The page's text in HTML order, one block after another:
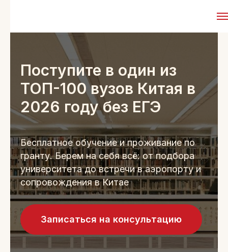
Поступите в один из
ТОП-100 вузов Китая в
2026 году без ЕГЭ
Бесплатное обучение и проживание по
гранту. Берем на себя всё: от подбора
университета до встречи в аэропорту и
сопровождения в Китае
Записаться на консультацию